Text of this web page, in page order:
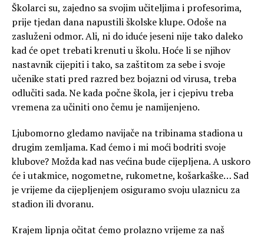
Školarci su, zajedno sa svojim učiteljima i profesorima,
prije tjedan dana napustili školske klupe. Odoše na
zasluženi odmor. Ali, ni do iduće jeseni nije tako daleko
kad će opet trebati krenuti u školu. Hoće li se njihov
nastavnik cijepiti i tako, sa zaštitom za sebe i svoje
učenike stati pred razred bez bojazni od virusa, treba
odlučiti sada. Ne kada počne škola, jer i cjepivu treba
vremena za učiniti ono čemu je namijenjeno.
Ljubomorno gledamo navijače na tribinama stadiona u
drugim zemljama. Kad ćemo i mi moći bodriti svoje
klubove? Možda kad nas većina bude cijepljena. A uskoro
će i utakmice, nogometne, rukometne, košarkaške… Sad
je vrijeme da cijepljenjem osiguramo svoju ulaznicu za
stadion ili dvoranu.
Krajem lipnja očitat ćemo prolazno vrijeme za naš